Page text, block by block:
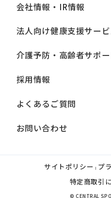
会社情報・IR情報
法人向け健康支援サービ
介護予防・高齢者サポー
採用情報
よくあるご質問
お問い合わせ
サイトポリシー | プ
特定商取引
© CENTRAL